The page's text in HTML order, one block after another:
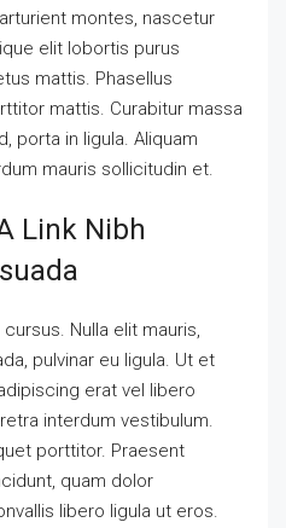
montes, nascetur
elit lobortis purus
mattis. Phasellus
mattis. Curabitur massa
porta in ligula. Aliquam
mauris sollicitudin et.
Link Nibh
Nulla elit mauris,
pulvinar eu ligula. Ut et
erat vel libero
interdum vestibulum.
porttitor. Praesent
quam dolor
libero ligula ut eros.